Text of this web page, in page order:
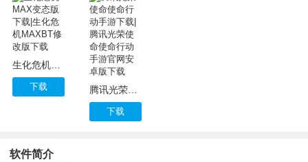
生化危机MAX变态版下载|生化危机MAXBT修改版下载
下载 腾讯光荣使命使命行动手游下载|腾讯光荣使命使命行动手游官网安卓版下载
下载
软件简介